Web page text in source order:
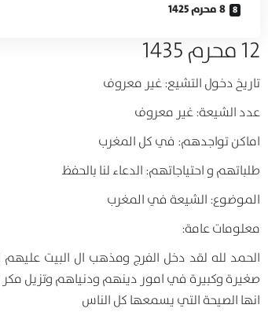
8 محرم 1425
12 محرم 1435
تاريخ دخول التشيع: غير معروف
عدد الشيعة: غير معروف
اماكن تواجدهم: في كل المغرب
طلباتهم و احتياجاتهم: الدعاء لنا بالحفظ
الموضوع: الشيعة في المغرب
معلومات عامة:
الحمد لله لقد دخل الفرج ومذهب ال البيت
صغيرة وكبيرة في امور دينهم ودنياهم وتزيل مكر
انها الصيحة التي يسمعها كل الناس